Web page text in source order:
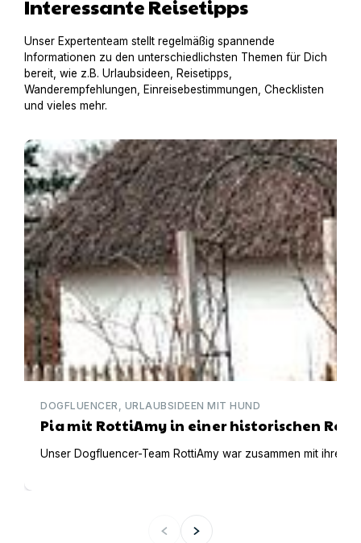
Interessante Reisetipps
Unser Expertenteam stellt regelmäßig spannende
Informationen zu den unterschiedlichsten Themen für Dich
bereit, wie z.B. Urlaubsideen, Reisetipps,
Wanderempfehlungen, Einreisebestimmungen, Checklisten
und vieles mehr.
Pia mit RottiAmy in einer historischen Reetdachkate in
DOGFLUENCER, URLAUBSIDEEN MIT HUND
Pia mit RottiAmy in einer historischen
Unser Dogfluencer-Team RottiAmy war zusammen mit ihren